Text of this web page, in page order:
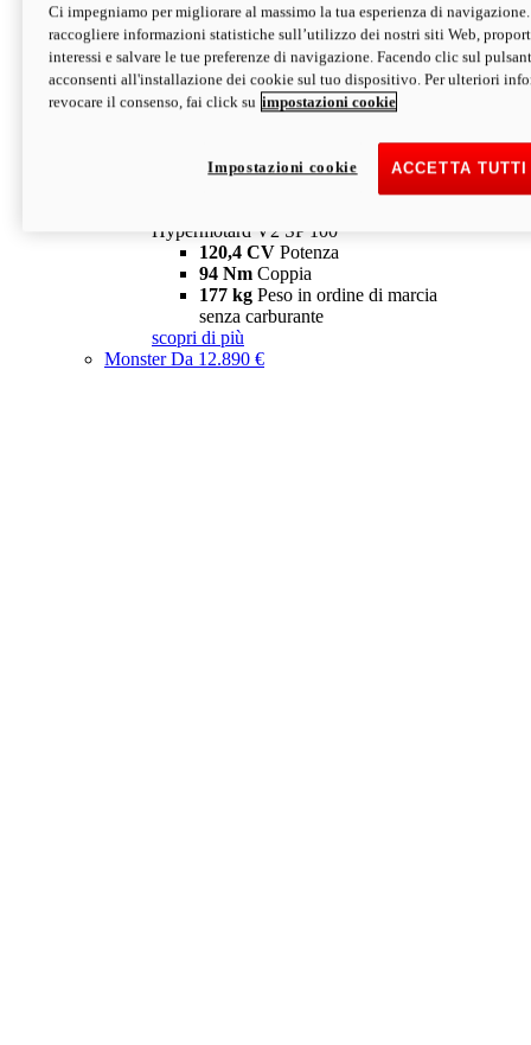
Hypermotard V2 SP
120,4 CVPotenza
94 NmCoppia
177 kgPeso in ordine di marcia
senza carburante
Depotenziata 35 kW: 18.890 € i
configura scopri di più
Hypermotard V2 SP 100
120,4 CV Potenza
94 Nm Coppia
177 kg Peso in ordine di marcia
senza carburante
scopri di più
MonsterDa 12.890 €
Ci impegniamo per migliorare al massimo la tua esperienza di
raccogliere informazioni statistiche sull’utilizzo dei nostri siti Web,
interessi e salvare le tue preferenze di navigazione. Facendo clic sul
acconsenti all'installazione dei cookie sul tuo dispositivo. Per ulteriori
revocare il consenso, fai click su impostazioni cookie
ACCETTA
Impostazioni cookie